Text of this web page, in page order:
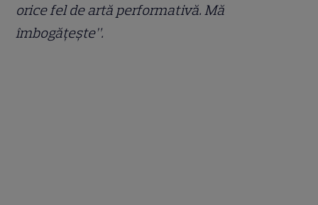
orice fel de artă performativă. Mă
îmbogățește”.